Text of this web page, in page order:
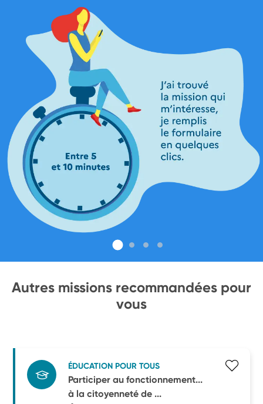
Autres missions recommandées pour
vous
ÉDUCATION POUR TOUS
Participer au fonctionnement...
à la citoyenneté de ...